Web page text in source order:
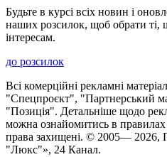
Будьте в курсі всіх новин і
наших розсилок, щоб обрати ті,
інтересам.
до розсилок
Всі комерційні рекламні
"Спецпроєкт", "Партнерський
"Позиція". Детальніше щодо
можна ознайомитись в правилах
права захищені. © 2005— 2026,
"Люкс"», 24 Канал.